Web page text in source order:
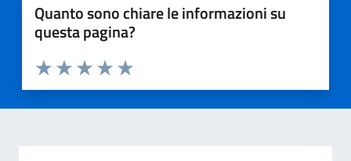
Quanto sono chiare le informazioni su
questa pagina?
Valuta 5 stelle su 5
Valuta 4 stelle su 5
Valuta 3 stelle su 5
Valuta 2 stelle su 5
Valuta 1 stelle su 5